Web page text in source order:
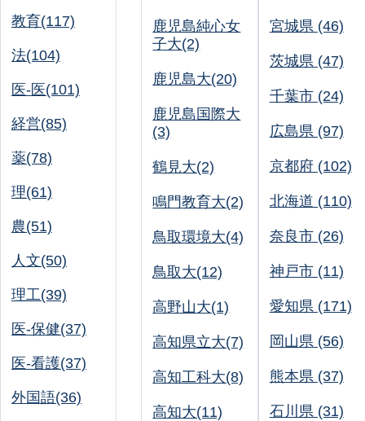
教育(117)
法(104)
医-医(101)
経営(85)
薬(78)
理(61)
農(51)
人文(50)
理工(39)
医-保健(37)
医-看護(37)
外国語(36)
鹿児島純心女
子大(2)
鹿児島大(20)
鹿児島国際大
(3)
鶴見大(2)
鳴門教育大(2)
鳥取環境大(4)
鳥取大(12)
高野山大(1)
高知県立大(7)
高知工科大(8)
高知大(11)
宮城県 (46)
茨城県 (47)
千葉市 (24)
広島県 (97)
京都府 (102)
北海道 (110)
奈良市 (26)
神戸市 (11)
愛知県 (171)
岡山県 (56)
熊本県 (37)
石川県 (31)